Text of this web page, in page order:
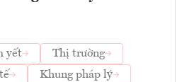
yết
Thị trường
Khung pháp lý